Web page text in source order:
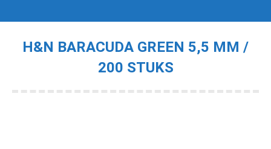
H&N BARACUDA GREEN 5,5 MM /
200 STUKS